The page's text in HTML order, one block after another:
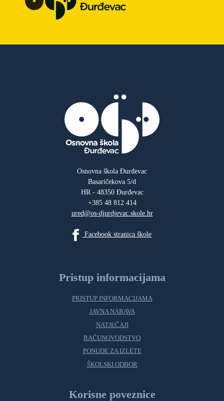
Osnovna škola Đurđevac
Basaričekova 5/d
HR - 48350 Đurđevac
+385 48 812 414
ured@os-djurdjevac.skole.hr
Facebook stranica škole
Pristup informacijama
PRISTUP INFORMACIJAMA
JAVNA NABAVA
NATJEČAJI
RAČUNOVODSTVO
PONUDE ZA IZLETE
ŠKOLSKI ODBOR
Korisne poveznice